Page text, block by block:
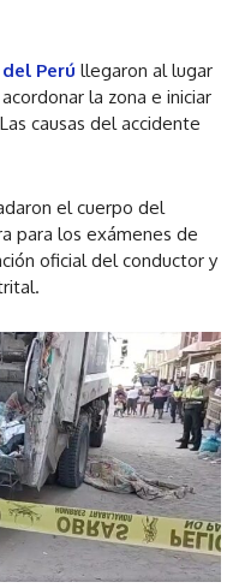
Perú llegaron al lugar
la zona e iniciar
causas del accidente
el cuerpo del
para los exámenes de
oficial del conductor y